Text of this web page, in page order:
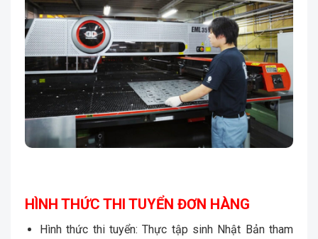
HÌNH THỨC THI TUYỂN ĐƠN HÀNG
Hình thức thi tuyển: Thực tập sinh Nhật Bản tham